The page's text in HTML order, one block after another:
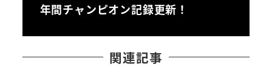
年間チャンピオン記録更新！
関連記事